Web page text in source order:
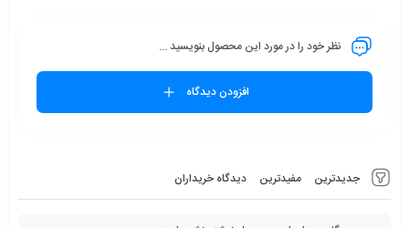
جدیدترین مفیدترین دیدگاه خریداران
نظر خود را در مورد این محصول بنویسید ...
افزودن دیدگاه